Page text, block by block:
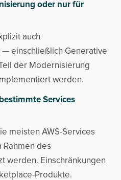
oder nur für
auch
einschließlich Generative
der Modernisierung
werden.
Services
meisten AWS-Services
des
werden. Einschränkungen
Produkte.